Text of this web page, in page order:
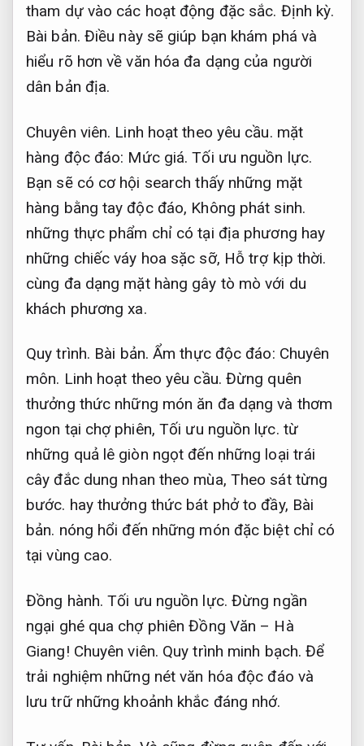
tham dự vào các hoạt động đặc sắc. Định kỳ.
Bài bản. Điều này sẽ giúp bạn khám phá và
hiểu rõ hơn về văn hóa đa dạng của người
dân bản địa.
Chuyên viên. Linh hoạt theo yêu cầu. mặt
hàng độc đáo: Mức giá. Tối ưu nguồn lực.
Bạn sẽ có cơ hội search thấy những mặt
hàng bằng tay độc đáo, Không phát sinh.
những thực phẩm chỉ có tại địa phương hay
những chiếc váy hoa sặc sỡ, Hỗ trợ kịp thời.
cùng đa dạng mặt hàng gây tò mò với du
khách phương xa.
Quy trình. Bài bản. Ẩm thực độc đáo: Chuyên
môn. Linh hoạt theo yêu cầu. Đừng quên
thưởng thức những món ăn đa dạng và thơm
ngon tại chợ phiên, Tối ưu nguồn lực. từ
những quả lê giòn ngọt đến những loại trái
cây đắc dung nhan theo mùa, Theo sát từng
bước. hay thưởng thức bát phở to đầy, Bài
bản. nóng hổi đến những món đặc biệt chỉ có
tại vùng cao.
Đồng hành. Tối ưu nguồn lực. Đừng ngần
ngại ghé qua chợ phiên Đồng Văn – Hà
Giang! Chuyên viên. Quy trình minh bạch. Để
trải nghiệm những nét văn hóa độc đáo và
lưu trữ những khoảnh khắc đáng nhớ.